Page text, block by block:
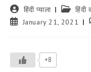
Post
author:
हिंदी प्याला
Post
category:
हिंदी
PostJanuary 21, 2021
+8